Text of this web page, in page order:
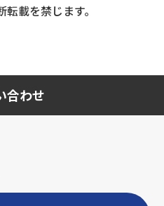
載を禁じます。
合わせ